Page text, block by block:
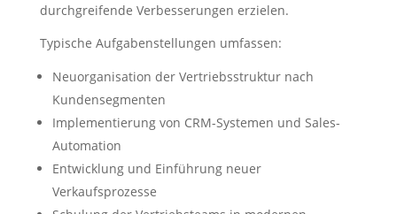
durchgreifende Verbesserungen erzielen.
Typische Aufgabenstellungen umfassen:
Neuorganisation der Vertriebsstruktur nach
Kundensegmenten
Implementierung von CRM-Systemen und Sales-
Automation
Entwicklung und Einführung neuer
Verkaufsprozesse